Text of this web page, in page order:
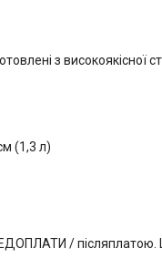
з високоякісної
(1,3 л)
/ післяплатою.